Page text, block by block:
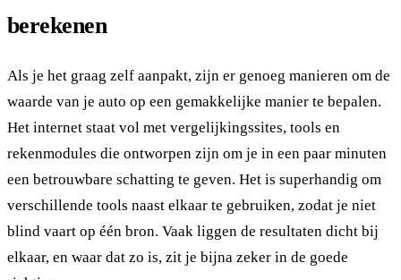
berekenen
Als je het graag zelf aanpakt, zijn er genoeg manieren om de
waarde van je auto op een gemakkelijke manier te bepalen.
Het internet staat vol met vergelijkingssites, tools en
rekenmodules die ontworpen zijn om je in een paar minuten
een betrouwbare schatting te geven. Het is superhandig om
verschillende tools naast elkaar te gebruiken, zodat je niet
blind vaart op één bron. Vaak liggen de resultaten dicht bij
elkaar, en waar dat zo is, zit je bijna zeker in de goede